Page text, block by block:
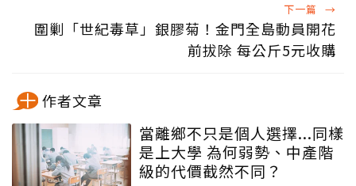
下一篇 →
圍剿「世紀毒草」銀膠菊！金門全島動員開花
前拔除 每公斤5元收購
作者文章
當離鄉不只是個人選擇...同樣
是上大學 為何弱勢、中產階
級的代價截然不同？